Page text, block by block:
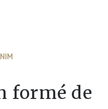
formé de